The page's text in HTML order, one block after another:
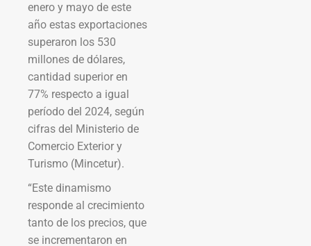
enero y mayo de este
año estas exportaciones
superaron los 530
millones de dólares,
cantidad superior en
77% respecto a igual
período del 2024, según
cifras del Ministerio de
Comercio Exterior y
Turismo (Mincetur).
“Este dinamismo
responde al crecimiento
tanto de los precios, que
se incrementaron en